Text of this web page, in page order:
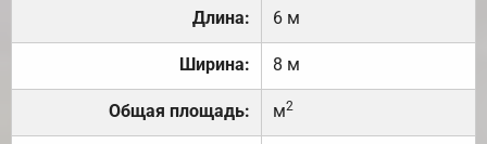
Длина: 6 м
Ширина: 8 м
Общая площадь: м2